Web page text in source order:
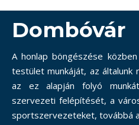
Dombóvár
A honlap böngészése
testület munkáját, az
az ez alapján folyó
szervezeti felépítését, a
sportszervezeteket, továbbá